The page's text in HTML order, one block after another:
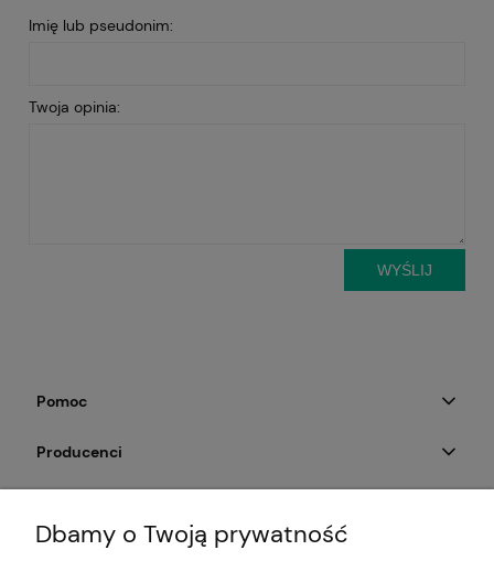
Imię lub pseudonim:
Twoja opinia:
WYŚLIJ
Pomoc
Producenci
Dbamy o Twoją prywatność